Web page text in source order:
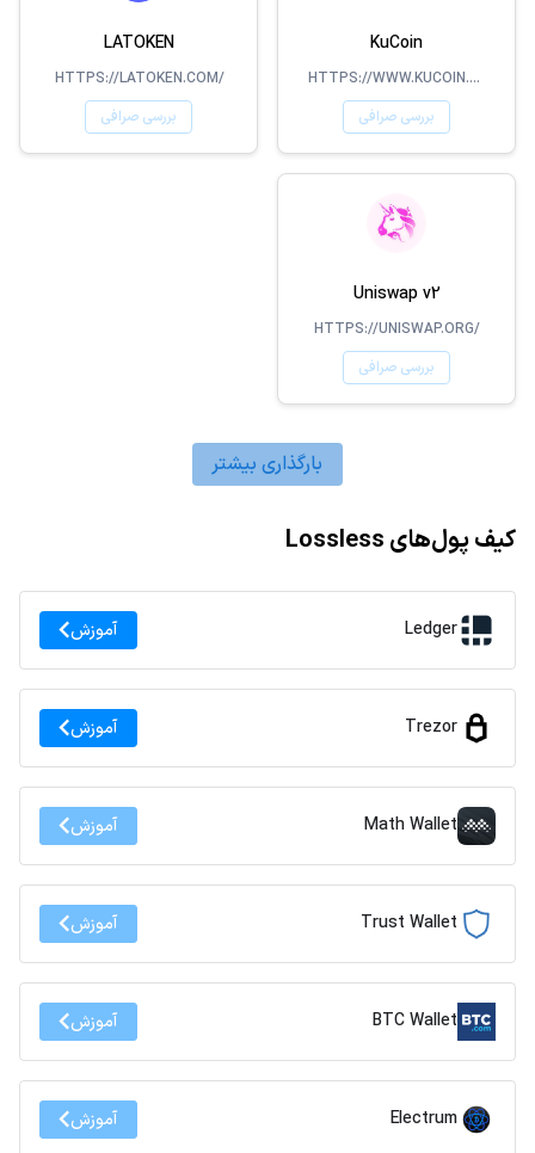
KuCoin
HTTPS://WWW.KUCOIN.COM
بررسی صرافی
LATOKEN
HTTPS://LATOKEN.COM/
بررسی صرافی
Uniswap v2
HTTPS://UNISWAP.ORG/
بررسی صرافی
بارگذاری بیشتر
کیف پول‌های Lossless
Ledger آموزش
Trezor آموزش
Math Wallet آموزش
Trust Wallet آموزش
BTC Wallet آموزش
Electrum آموزش